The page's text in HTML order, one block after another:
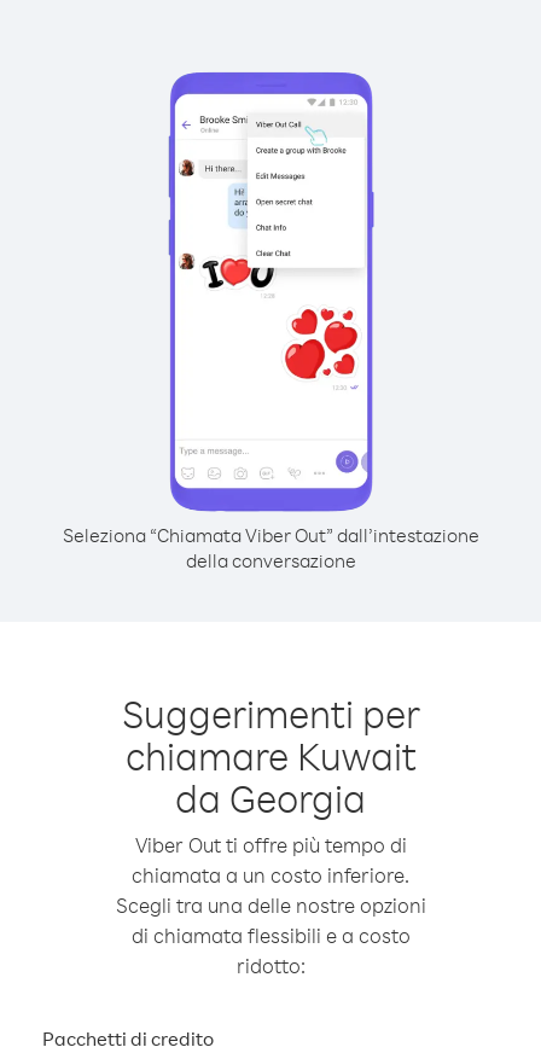
Seleziona “Chiamata Viber Out” dall’intestazione
della conversazione
Suggerimenti per
chiamare Kuwait
da Georgia
Viber Out ti offre più tempo di
chiamata a un costo inferiore.
Scegli tra una delle nostre opzioni
di chiamata flessibili e a costo
ridotto:
Pacchetti di credito